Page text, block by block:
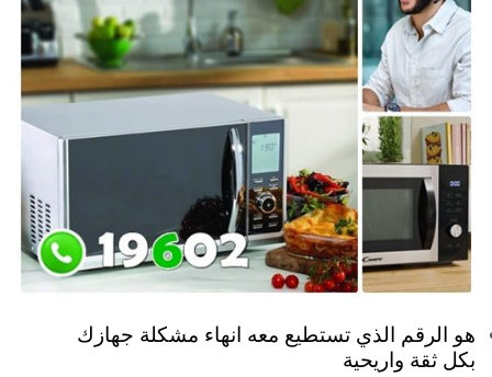
هو الرقم الذي تستطيع معه انهاء مشكلة جهازك
بكل ثقة واريحية